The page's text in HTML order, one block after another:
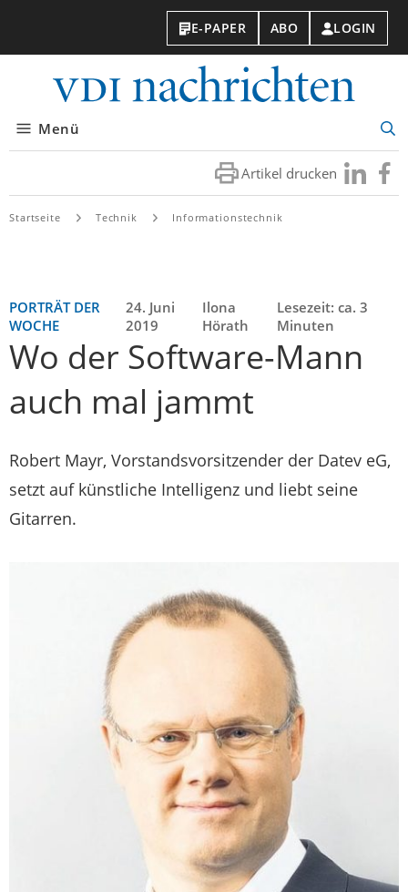
E-PAPER ABO LOGIN
Menü
Artikel drucken Besuchen
Sie
Sie
Startseite Technik Informationstechnik
PORTRÄT DER
WOCHE
24. Juni
2019
Ilona
Hörath
Lesezeit: ca. 3
Minuten
Wo der Software-Mann
auch mal jammt
Robert Mayr, Vorstandsvorsitzender der Datev eG,
setzt auf künstliche Intelligenz und liebt seine
Gitarren.